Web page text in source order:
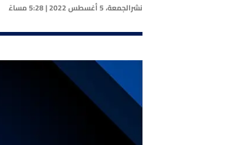
نشرالجمعة، 5 أغسطس 2022 | 5:28 مساءً